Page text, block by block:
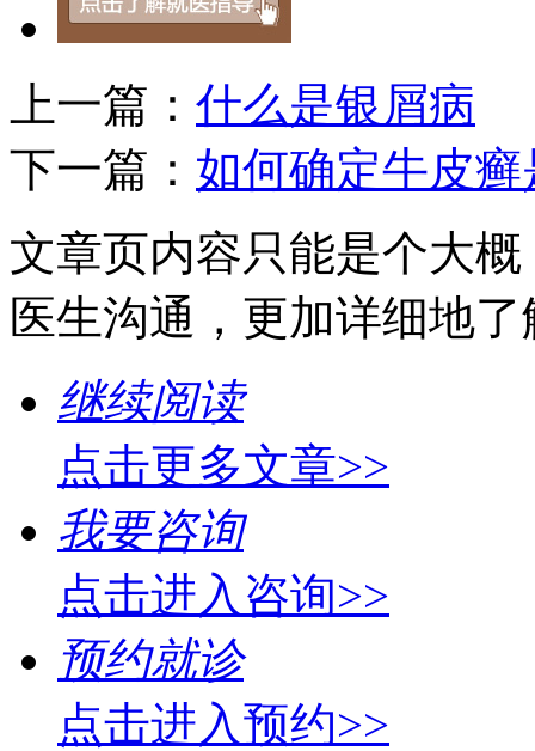
上一篇： 什么是银屑病
下一篇： 如何确定牛皮
文章页内容只能是个大
医生沟通，更加详细地
继续阅读
点击更多文章>>
我要咨询
点击进入咨询>>
预约就诊
点击进入预约>>